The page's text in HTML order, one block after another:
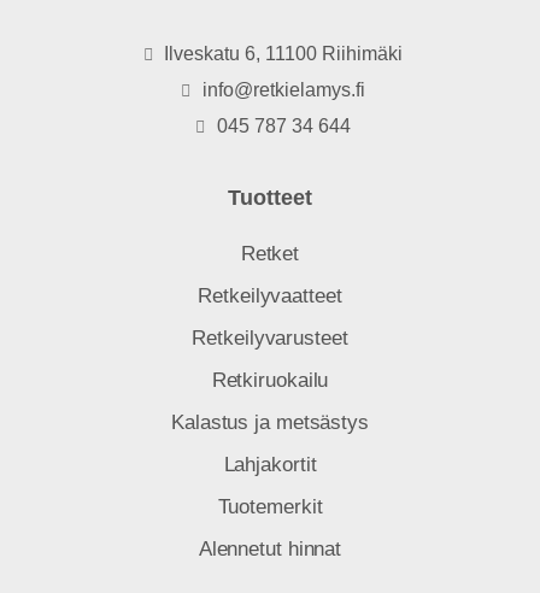
Ilveskatu 6, 11100 Riihimäki
info@retkielamys.fi
045 787 34 644
Tuotteet
Retket
Retkeilyvaatteet
Retkeilyvarusteet
Retkiruokailu
Kalastus ja metsästys
Lahjakortit
Tuotemerkit
Alennetut hinnat